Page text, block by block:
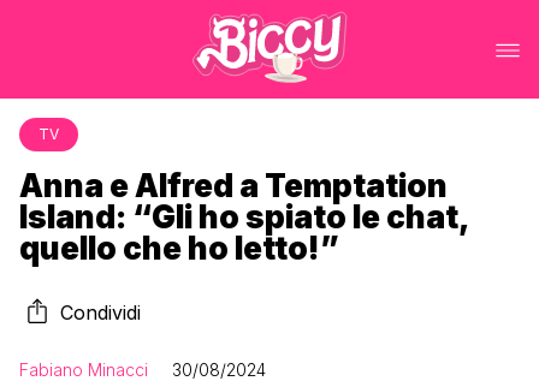
TV
Anna e Alfred a Temptation
Island: “Gli ho spiato le chat,
quello che ho letto!”
Condividi
Fabiano Minacci 30/08/2024